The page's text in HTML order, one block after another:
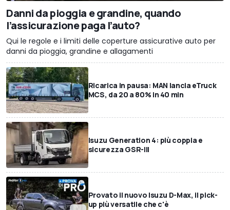
Danni da pioggia e grandine, quando
l’assicurazione paga l’auto?
Qui le regole e i limiti delle coperture assicurative auto per
danni da pioggia, grandine e allagamenti
Ricarica in pausa: MAN lancia eTruck
MCS, da 20 a 80% in 40 min
Isuzu Generation 4: più coppia e
sicurezza GSR-III
Provato il nuovo Isuzu D-Max, il pick-
up più versatile che c'è